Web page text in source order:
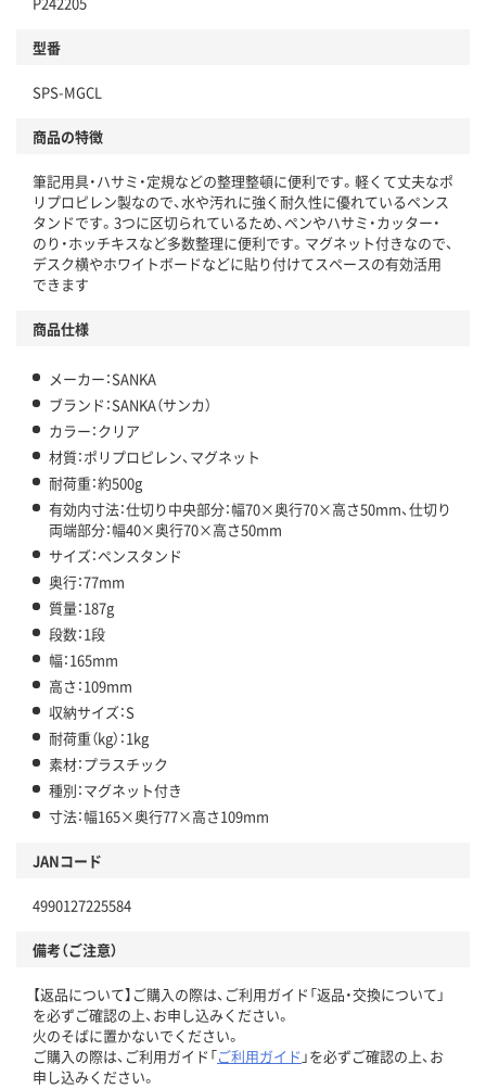
型番
SPS-MGCL
商品の特徴
筆記用具・ハサミ・定規などの整理整頓に便利です。軽くて丈夫なポ
リプロピレン製なので、水や汚れに強く耐久性に優れているペンス
タンドです。3つに区切られているため、ペンやハサミ・カッター・
のり・ホッチキスなど多数整理に便利です。マグネット付きなので、
デスク横やホワイトボードなどに貼り付けてスペースの有効活用
できます
商品仕様
メーカー：SANKA
ブランド：SANKA（サンカ）
カラー：クリア
材質：ポリプロピレン、マグネット
耐荷重：約500g
有効内寸法：仕切り中央部分：幅70×奥行70×高さ50mm、仕切り
両端部分：幅40×奥行70×高さ50mm
サイズ：ペンスタンド
奥行：77mm
質量：187g
段数：1段
幅：165mm
高さ：109mm
収納サイズ：S
耐荷重（kg）：1kg
素材：プラスチック
種別：マグネット付き
寸法：幅165×奥行77×高さ109mm
JANコード
4990127225584
備考（ご注意）
【返品について】ご購入の際は、ご利用ガイド「返品・交換について」
を必ずご確認の上、お申し込みください。
火のそばに置かないでください。
ご購入の際は、ご利用ガイド「ご利用ガイド 」を必ずご確認の上、お
申し込みください。